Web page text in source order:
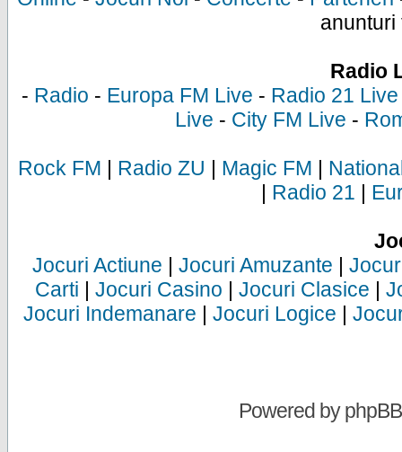
anunturi
Radio
- Radio - Europa FM Live - Radio 21 Live
Live - City FM Live -
Rock FM | Radio ZU | Magic FM |
| Radio 21 |
Jocuri Actiune | Jocuri Amuzante |
Carti | Jocuri Casino | Jocuri Clasice |
Jocuri Indemanare | Jocuri Logice |
Powered byphpBB